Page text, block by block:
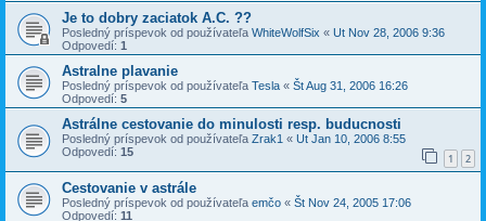
Je to dobry zaciatok A.C. ??
Posledný príspevok od používateľa WhiteWolfSix « Ut Nov 28, 2006 9:36
Odpovedí: 1
Astralne plavanie
Posledný príspevok od používateľa Tesla « Št Aug 31, 2006 16:26
Odpovedí: 5
Astrálne cestovanie do minulosti resp. buducnosti
Posledný príspevok od používateľa Zrak1 « Ut Jan 10, 2006 8:55
Odpovedí: 15 1 2
Cestovanie v astrále
Posledný príspevok od používateľa emčo « Št Nov 24, 2005 17:06
Odpovedí: 11